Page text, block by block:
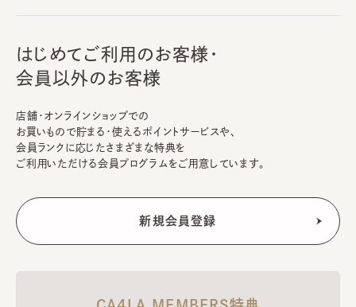
はじめてご利用のお客様・
会員以外のお客様
店舗・オンラインショップでの
お買いもので貯まる・使えるポイントサービスや、
会員ランクに応じたさまざまな特典を
ご利用いただける会員プログラムをご用意しています。